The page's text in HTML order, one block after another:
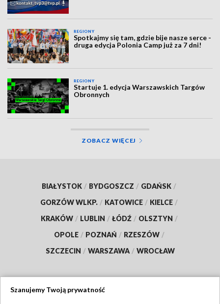
REGIONY
Spotkajmy się tam, gdzie bije nasze serce -
druga edycja Polonia Camp już za 7 dni!
REGIONY
Startuje 1. edycja Warszawskich Targów
Obronnych
ZOBACZ WIĘCEJ
BIAŁYSTOK / BYDGOSZCZ / GDAŃSK /
GORZÓW WLKP. / KATOWICE / KIELCE /
KRAKÓW / LUBLIN / ŁÓDŹ / OLSZTYN /
OPOLE / POZNAŃ / RZESZÓW /
SZCZECIN / WARSZAWA / WROCŁAW
Szanujemy Twoją prywatność